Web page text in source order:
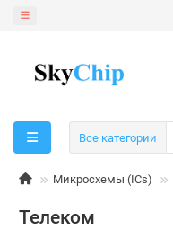
Все категории
Микросхемы (ICs)
Телеком